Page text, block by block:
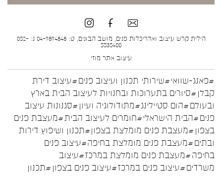
הילית קרש עיצוב ואדריכלות פנים, מושב הבונים, ט: 04-9894848 נ: 052-
5535400
עיצוב אתר מוזי
#פאנג-שוואי#שירותי תכנון ועיצוב פנים#עיצוב דירת
קבלן #סיורים בתערוכות ובחנויות לעיצוב הבית בארץ
ובעולם#הום סטיילינג#מתודולוגיה ועיון #סגנונות עיצוב
פנים#הבית הישראלי#חומרים לעיצוב הבית#מעצבת פנים
בצפון #מעצבת פנים מומלצת בצפון#תכנון ושיפוץ דירות
ובתים#מעצבת פנים מומלצת בחיפה#עיצוב פנים
בחיפה#מעצבת פנים מומלצת במרכז#עיצוב
משרדים#עיצוב פנים במרכז#עיצוב פנים בצפון #תכנון